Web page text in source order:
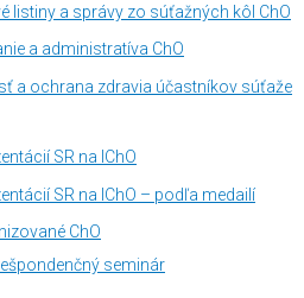
listiny a správy zo súťažných kôl ChO
a administratíva ChO
a ochrana zdravia účastníkov súťaže
SR na IChO
SR na IChO – podľa medailí
ChO
seminár